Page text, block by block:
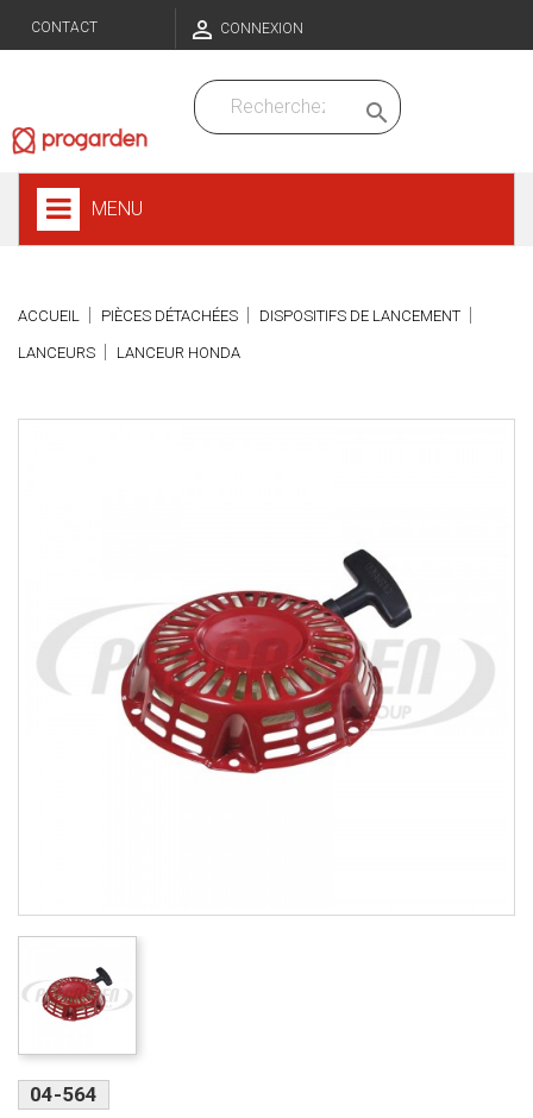
CONTACT  CONNEXION

MENU
ACCUEIL PIÈCES DÉTACHÉES DISPOSITIFS DE LANCEMENT
LANCEURS LANCEUR HONDA
04-564